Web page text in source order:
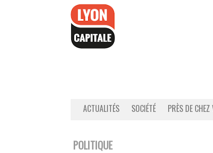
ACTUALITÉS SOCIÉTÉ PRÈS DE
POLITIQUE